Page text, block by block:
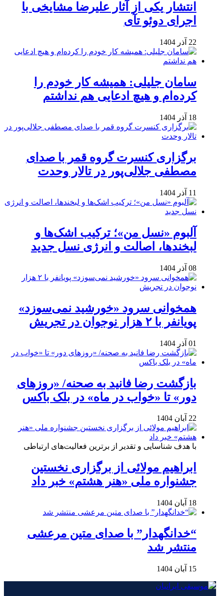
انتشار یکی از آثار علیرضا مشایخی با
اجرای دوئو تآی
22 آذر 1404
سامان جلیلی: همیشه کار خودم را
کرده‌ام و هیچ ادعایی هم نداشتم
18 آذر 1404
برگزاری کنسرت گروه قمر با صدای
مصطفی جلالی‌پور در تالار وحدت
11 آذر 1404
آلبوم «نسل من»؛ ترکیب اشک‌ها و
لبخندها، اصالت و انرژی نسل جدید
08 آذر 1404
همخوانی سرود «خورشید نمی‌سوزد»
پویانفر با ۲ هزار نوجوان در تجریش
01 آذر 1404
بازگشت رضا فانید به صحنه/ «روزهای
دور» تا «خواب در ماه» در بلک باکس
22 آبان 1404
با هدف شناسایی و تقدیر از برترین فعالیت‌های ارتباطی
ابراهیم مولائی از برگزاری نخستین
جشنواره ملی «هنر هشتم» خبر داد
18 آبان 1404
“خدانگهدار” با صدای متین مرعشی
منتشر شد
15 آبان 1404